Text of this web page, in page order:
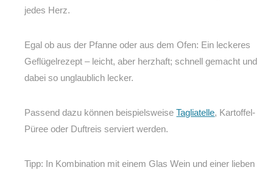
jedes Herz.
Egal ob aus der Pfanne oder aus dem Ofen: Ein leckeres
Geflügelrezept – leicht, aber herzhaft; schnell gemacht und
dabei so unglaublich lecker.
Passend dazu können beispielsweiseTagliatelle, Kartoffel-
Püree oder Duftreis serviert werden.
Tipp: In Kombination mit einem Glas Wein und einer lieben